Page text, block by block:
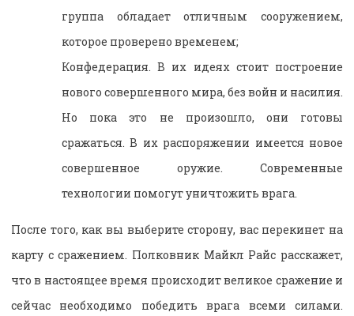
группа обладает отличным сооружением,
которое проверено временем;
Конфедерация. В их идеях стоит построение
нового совершенного мира, без войн и насилия.
Но пока это не произошло, они готовы
сражаться. В их распоряжении имеется новое
совершенное оружие. Современные
технологии помогут уничтожить врага.
После того, как вы выберите сторону, вас перекинет на
карту с сражением. Полковник Майкл Райс расскажет,
что в настоящее время происходит великое сражение и
сейчас необходимо победить врага всеми силами.